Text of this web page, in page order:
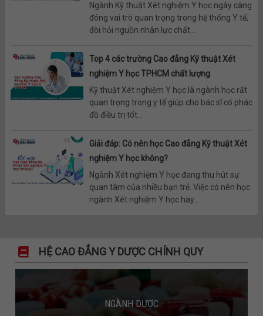
Ngành Kỹ thuật Xét nghiệm Y học ngày càng
đóng vai trò quan trọng trong hệ thống Y tế,
đòi hỏi nguồn nhân lực chất...
Top 4 các trường Cao đẳng Kỹ thuật Xét
nghiệm Y học TPHCM chất lượng
Kỹ thuật Xét nghiệm Y học là ngành học rất
quan trọng trong y tế giúp cho bác sĩ có phác
đồ điều trị tốt...
Giải đáp: Có nên học Cao đẳng Kỹ thuật Xét
nghiệm Y học không?
Ngành Xét nghiệm Y học đang thu hút sự
quan tâm của nhiều bạn trẻ. Việc có nên học
ngành Xét nghiệm Y học hay...
HỆ CAO ĐẲNG Y DƯỢC CHÍNH QUY
NGÀNH DƯỢC